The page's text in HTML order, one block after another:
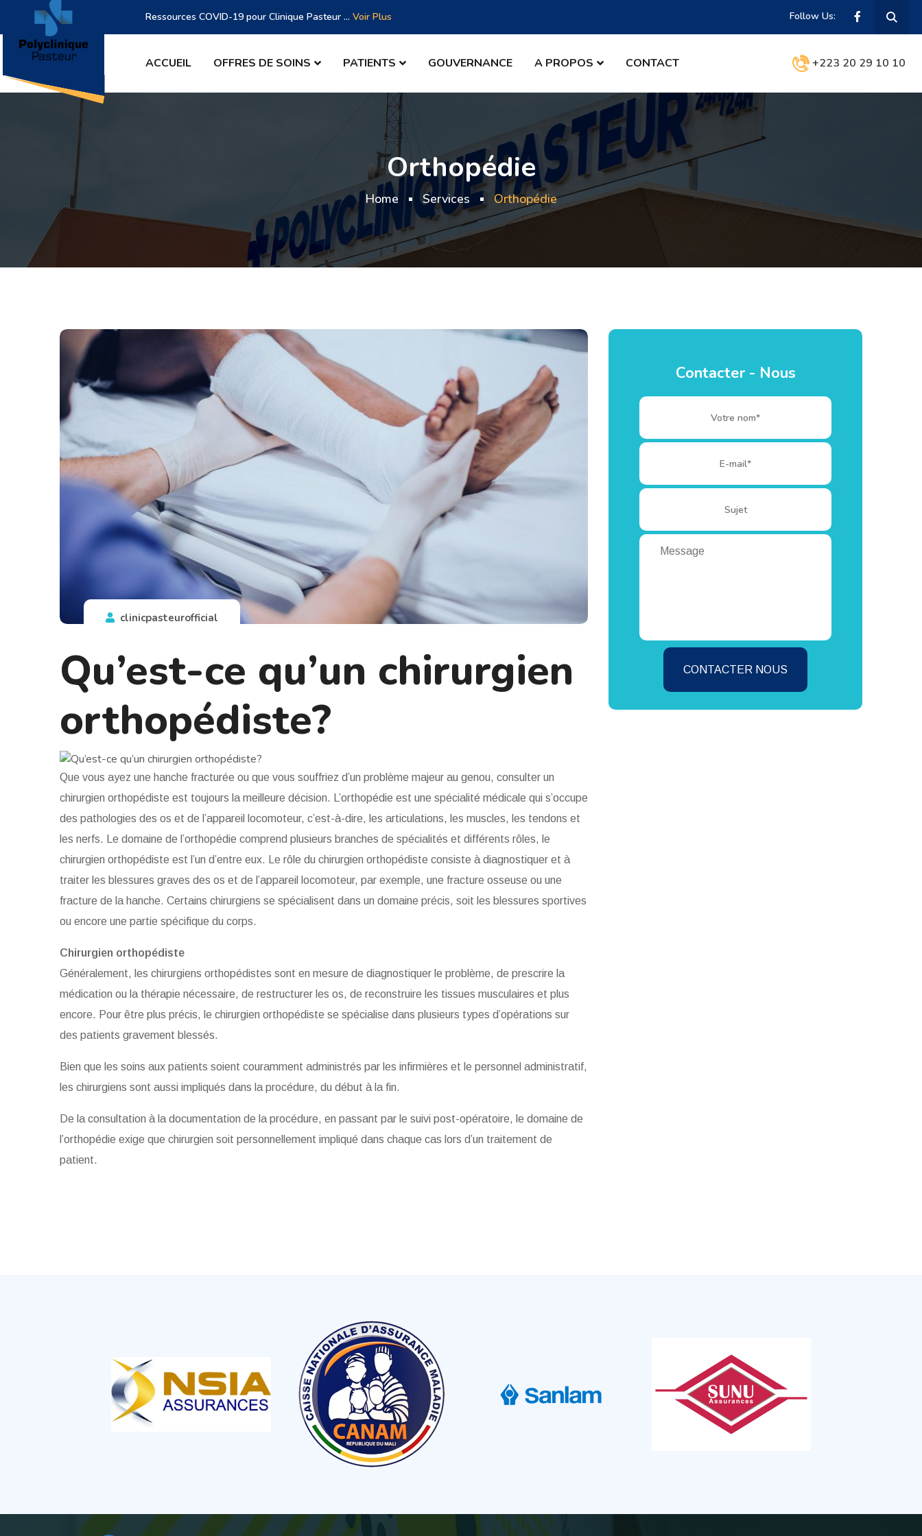
Ressources COVID-19 pour Clinique Pasteur ... Voir Plus Follow Us:
ACCUEIL OFFRES DE SOINS PATIENTS GOUVERNANCE A PROPOS CONTACT +223 20 29 10 10
Orthopédie
Home Services Orthopédie
clinicpasteurofficial
Qu’est-ce qu’un chirurgien
orthopédiste?
Que vous ayez une hanche fracturée ou que vous souffriez d’un problème majeur au genou, consulter un
chirurgien orthopédiste est toujours la meilleure décision. L’orthopédie est une spécialité médicale qui s’occupe
des pathologies des os et de l’appareil locomoteur, c’est-à-dire, les articulations, les muscles, les tendons et
les nerfs. Le domaine de l’orthopédie comprend plusieurs branches de spécialités et différents rôles, le
chirurgien orthopédiste est l’un d’entre eux. Le rôle du chirurgien orthopédiste consiste à diagnostiquer et à
traiter les blessures graves des os et de l’appareil locomoteur, par exemple, une fracture osseuse ou une
fracture de la hanche. Certains chirurgiens se spécialisent dans un domaine précis, soit les blessures sportives
ou encore une partie spécifique du corps.
Chirurgien orthopédiste
Généralement, les chirurgiens orthopédistes sont en mesure de diagnostiquer le problème, de prescrire la
médication ou la thérapie nécessaire, de restructurer les os, de reconstruire les tissues musculaires et plus
encore. Pour être plus précis, le chirurgien orthopédiste se spécialise dans plusieurs types d’opérations sur
des patients gravement blessés.
Bien que les soins aux patients soient couramment administrés par les infirmières et le personnel administratif,
les chirurgiens sont aussi impliqués dans la procédure, du début à la fin.
De la consultation à la documentation de la procédure, en passant par le suivi post-opératoire, le domaine de
l’orthopédie exige que chirurgien soit personnellement impliqué dans chaque cas lors d’un traitement de
patient.
Contacter - Nous